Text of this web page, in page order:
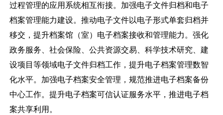
过程管理的应用系统相互衔接。加强电子文件归档和电子
档案管理能力建设。推动电子文件以电子形式单套归档并
移交，提升档案馆（室）电子档案接收和管理能力。强化
政务服务、社会保险、公共资源交易、科学技术研究、建
设项目等领域电子文件归档工作，提升电子档案管理数智
化水平。加强电子档案安全管理，规范推进电子档案备份
中心工作。提升电子档案可信认证服务水平，推进电子档
案共享利用。